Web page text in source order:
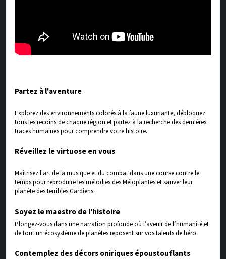
Partez à l'aventure
Explorez des environnements colorés à la faune luxuriante, débloquez
tous les recoins de chaque région et partez à la recherche des dernières
traces humaines pour comprendre votre histoire.
Réveillez le virtuose en vous
Maîtrisez l'art de la musique et du combat dans une course contre le
temps pour reproduire les mélodies des Méloplantes et sauver leur
planète des terribles Gardiens.
Soyez le maestro de l'histoire
Plongez-vous dans une narration profonde où l’avenir de l’humanité et
de tout un écosystème de planètes reposent sur vos talents de héro.
Contemplez des décors oniriques époustouflants